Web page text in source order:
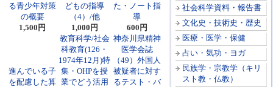
社会科学資料・報告書
文化史・技術史・歴史
医療・医学・保健
占い・気功・ヨガ
民族学・宗教学（キリ
スト教・仏教）
る青少年対策
の概要
1,500円
どもの指導
（4）/他
1,000円
た・ノート指
導
600円
進んでいる子
を配慮した算
教育科学/社会
科教育(126・
1974年12月)特
集・OHPを授
業でどう活用
神奈川県精神
医学会誌
（49）外国人
被疑者に対す
るテスト・バ